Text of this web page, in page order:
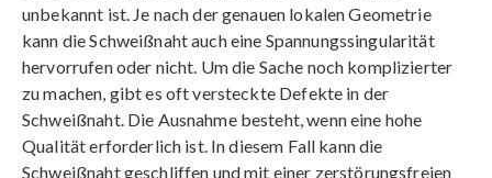
unbekannt ist. Je nach der genauen lokalen Geometrie
kann die Schweißnaht auch eine Spannungssingularität
hervorrufen oder nicht. Um die Sache noch komplizierter
zu machen, gibt es oft versteckte Defekte in der
Schweißnaht. Die Ausnahme besteht, wenn eine hohe
Qualität erforderlich ist. In diesem Fall kann die
Schweißnaht geschliffen und mit einer zerstörungsfreien